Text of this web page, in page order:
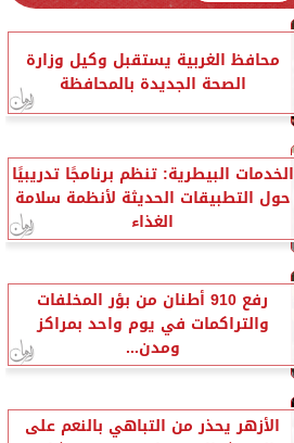
محافظ الغربية يستقبل وكيل وزارة
الصحة الجديدة بالمحافظة
الخدمات البيطرية: تنظم برنامجًا تدريبيًا
حول التطبيقات الحديثة لأنظمة سلامة
الغذاء
رفع 910 أطنان من بؤر المخلفات
والتراكمات في يوم واحد بمراكز
ومدن...
الأزهر يحذر من التباهي بالنعم على